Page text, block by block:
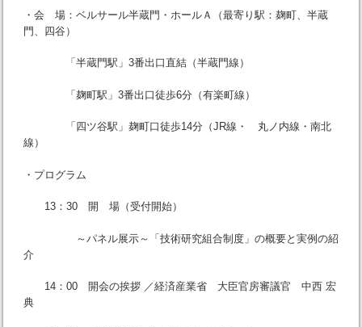
・会 場：ベルサール半蔵門・ホールＡ（最寄り駅：麹町、半蔵
門、四谷）
「半蔵門駅」3番出口直結（半蔵門線）
「麹町駅」3番出口徒歩6分（有楽町線）
「四ツ谷駅」麹町口徒歩14分（JR線・ 丸ノ内線・南北
線）
・プログラム
13：30 開 場（受付開始）
～パネル展示～「技術研究組合制度」の概要と実例の紹
介
14：00 開会の挨拶 ／経済産業省 大臣官房審議官 中西 宏
典